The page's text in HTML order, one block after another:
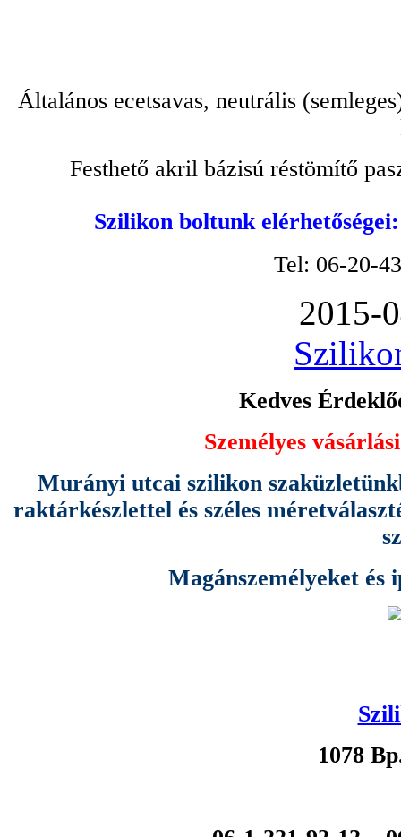
Általános ecetsavas, neutrális
Festhető akril bázisú réstömítő
Szilikon boltunk
Tel: 06-20-
2015-
Kedves
Személyes
Murányi utcai szilikon
raktárkészlettel és széles
Magánszemélyeket és
1078